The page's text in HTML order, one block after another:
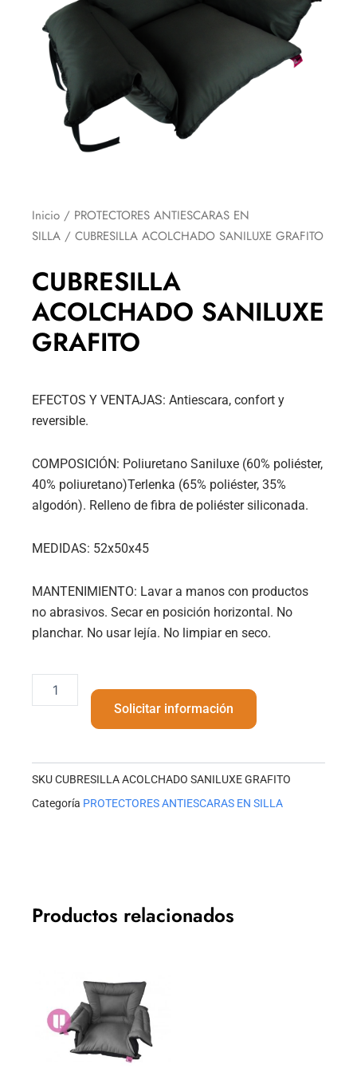
Inicio / PROTECTORES ANTIESCARAS EN
SILLA / CUBRESILLA ACOLCHADO SANILUXE GRAFITO
CUBRESILLA
ACOLCHADO SANILUXE
GRAFITO
EFECTOS Y VENTAJAS: Antiescara, confort y
reversible.
COMPOSICIÓN: Poliuretano Saniluxe (60% poliéster,
40% poliuretano)Terlenka (65% poliéster, 35%
algodón). Relleno de fibra de poliéster siliconada.
MEDIDAS: 52x50x45
MANTENIMIENTO: Lavar a manos con productos
no abrasivos. Secar en posición horizontal. No
planchar. No usar lejía. No limpiar en seco.
ACOLCHADO
Solicitar información
SKUCUBRESILLA ACOLCHADO SANILUXE GRAFITO
Categoría PROTECTORES ANTIESCARAS EN SILLA
Productos relacionados